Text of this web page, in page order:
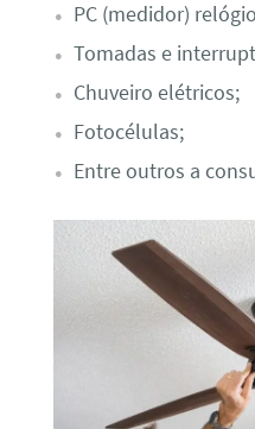
PC (medidor)
Tomadas e
Chuveiro elétricos;
Fotocélulas;
Entre outros a